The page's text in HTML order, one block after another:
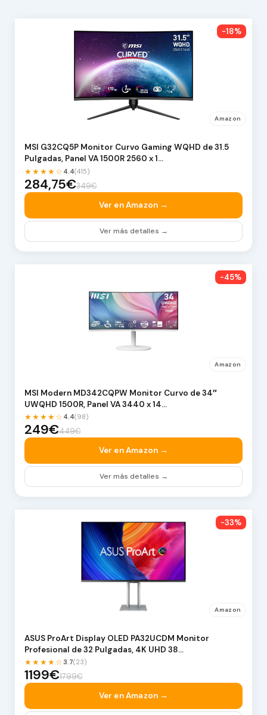
-18%
Amazon
MSI G32CQ5P Monitor Curvo Gaming WQHD de 31.5
Pulgadas, Panel VA 1500R 2560 x 1…
★★★★☆ 4.4(415)
284,75€349€
Ver en Amazon →
Ver más detalles →
-45%
Amazon
MSI Modern MD342CQPW Monitor Curvo de 34″
UWQHD 1500R, Panel VA 3440 x 14…
★★★★☆ 4.4(98)
249€449€
Ver en Amazon →
Ver más detalles →
-33%
Amazon
ASUS ProArt Display OLED PA32UCDM Monitor
Profesional de 32 Pulgadas, 4K UHD 38…
★★★★☆3.7(23)
1199€1799€
Ver en Amazon →